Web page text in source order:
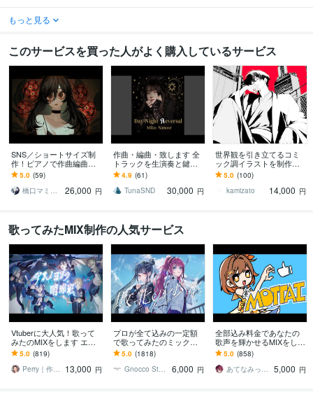
もっと見る
このサービスを買った人がよく購入しているサービス
SNS／ショートサイズ制
作！ピアノで作曲編曲し
ます 詞や鼻歌から編曲、
作曲、歌ミックスもお任
せください！
5.0 (59)
橋口マミ（ハシマミ）
26,000 円
作曲・編曲・致します 全
トラックを生演奏と鍵盤
入力で制作- AI不使用
4.9 (61)
TunaSND
30,000 円
世界観を引き立てるコミ
ック調イラストを制作し
ます 世界観で惹きつけ
る、商用対応の一枚絵を
ご提供致します。
5.0 (100)
kamizato
14,000 円
歌ってみたMIX制作の人気サービス
Vtuberに大人気！歌って
みたのMIXをします エフ
ェクト・アレンジ自由自
在！初めての方でも丁寧
にサポート！
5.0 (819)
Perry｜作編曲・MIX
13,000 円
プロが全て込みの一定額
で歌ってみたのミックス
します ピッチ＆リズム補
正、ハモリ生成、マスタ
リングまで含みます！
5.0 (1818)
Gnocco Studio
6,000 円
全部込み料金であなたの
歌声を輝かせるMIXをしま
す ピッチ補正、ハモリ生
成、マスタリング等、全
工程を含む料金です
5.0 (858)
あてなみっくす
5,000 円